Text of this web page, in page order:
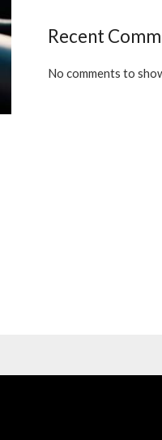
Recent
No comments to